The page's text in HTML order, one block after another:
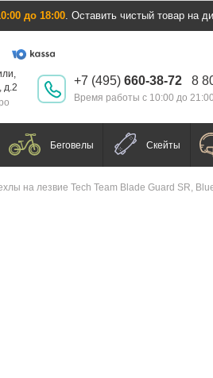
до 18:00. Оставить чистый товар на
д.2
+7 (495) 660-38-72 8
Время работы с 10:00 до 21:00
Беговелы Скейты
на лезвие Tech Team Blade Guard SR,